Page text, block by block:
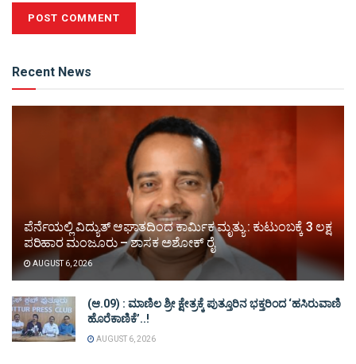
Recent News
ಪೆರ್ನೆಯಲ್ಲಿ ವಿದ್ಯುತ್ ಆಘಾತದಿಂದ ಕಾರ್ಮಿಕ ಮೃತ್ಯು : ಕುಟುಂಬಕ್ಕೆ 3 ಲಕ್ಷ
ಪರಿಹಾರ ಮಂಜೂರು – ಶಾಸಕ ಅಶೋಕ್ ರೈ
AUGUST 6, 2026
(ಆ.09) : ಮಾಣಿಲ ಶ್ರೀ ಕ್ಷೇತ್ರಕ್ಕೆ ಪುತ್ತೂರಿನ ಭಕ್ತರಿಂದ ‘ಹಸಿರುವಾಣಿ
ಹೊರೆಕಾಣಿಕೆ’..!
AUGUST 6, 2026